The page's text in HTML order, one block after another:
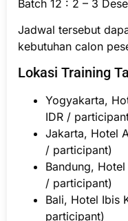
Batch 12 : 2 – 3
Jadwal tersebut
kebutuhan calon
Lokasi Training
Yogyakarta,
IDR /
Jakarta, Hotel
/ participant)
Bandung,
/ participant)
Bali, Hotel Ibis
participant)